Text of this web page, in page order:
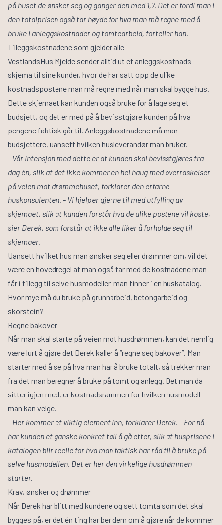
på huset de ønsker seg og ganger den med 1,7. Det er fordi man i
den totalprisen også tar høyde for hva man må regne med å
bruke i anleggskostnader og tomtearbeid, forteller han.
Tilleggskostnadene som gjelder alle
VestlandsHus Mjelde sender alltid ut et anleggskostnads-
skjema til sine kunder, hvor de har satt opp de ulike
kostnadspostene man må regne med når man skal bygge hus.
Dette skjemaet kan kunden også bruke for å lage seg et
budsjett, og det er med på å bevisstgjøre kunden på hva
pengene faktisk går til. Anleggskostnadene må man
budsjettere, uansett hvilken husleverandør man bruker.
- Vår intensjon med dette er at kunden skal bevisstgjøres fra
dag én, slik at det ikke kommer en hel haug med overraskelser
på veien mot drømmehuset, forklarer den erfarne
huskonsulenten. - Vi hjelper gjerne til med utfylling av
skjemaet, slik at kunden forstår hva de ulike postene vil koste,
sier Derek, som forstår at ikke alle liker å forholde seg til
skjemaer.
Uansett hvilket hus man ønsker seg eller drømmer om, vil det
være en hovedregel at man også tar med de kostnadene man
får i tillegg til selve husmodellen man finner i en huskatalog.
Hvor mye må du bruke på grunnarbeid, betongarbeid og
skorstein?
Regne bakover
Når man skal starte på veien mot husdrømmen, kan det nemlig
være lurt å gjøre det Derek kaller å “regne seg bakover”. Man
starter med å se på hva man har å bruke totalt, så trekker man
fra det man beregner å bruke på tomt og anlegg. Det man da
sitter igjen med, er kostnadsrammen for hvilken husmodell
man kan velge.
- Her kommer et viktig element inn, forklarer Derek. - For nå
har kunden et ganske konkret tall å gå etter, slik at husprisene i
katalogen blir reelle for hva man faktisk har råd til å bruke på
selve husmodellen. Det er her den virkelige husdrømmen
starter.
Krav, ønsker og drømmer
Når Derek har blitt med kundene og sett tomta som det skal
bygges på, er det én ting har ber dem om å gjøre når de kommer